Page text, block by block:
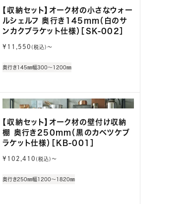
【収納セット】オーク材の小さなウォー
ルシェルフ 奥行き145mm（白のサ
ンカクブラケット仕様）［SK-002］
通
格
¥11,550 (税込)〜
奥行き145㎜幅300～1200㎜
【収納セット】オーク材の壁付け収納
棚 奥行き250mm（黒のカベツケブ
ラケット仕様）［KB-001］
通
格
¥102,410 (税込)〜
奥行き250㎜幅1200～1820㎜